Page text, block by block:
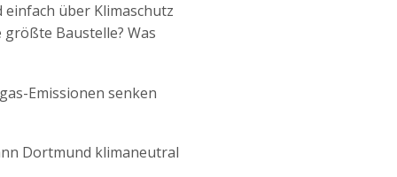
über Klimaschutz
Baustelle? Was
Emissionen senken
Dortmund klimaneutral